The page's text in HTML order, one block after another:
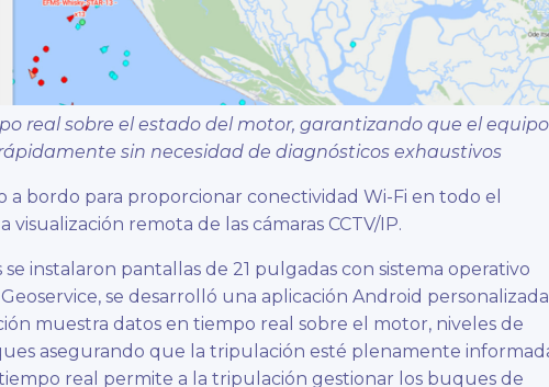
real sobre el estado del motor, garantizando que el equipo
sin necesidad de diagnósticos exhaustivos
a bordo para proporcionar conectividad Wi-Fi en todo el
remota de las cámaras CCTV/IP.
se instalaron pantallas de 21 pulgadas con sistema operativo
se desarrolló una aplicación Android personalizada
muestra datos en tiempo real sobre el motor, niveles de
asegurando que la tripulación esté plenamente
real permite a la tripulación gestionar los buques de